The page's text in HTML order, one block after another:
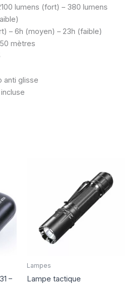
lumens (fort) – 380 lumens
– 6h (moyen) – 23h (faible)
mètres
anti glisse
–
Lampes
Lampe tactique